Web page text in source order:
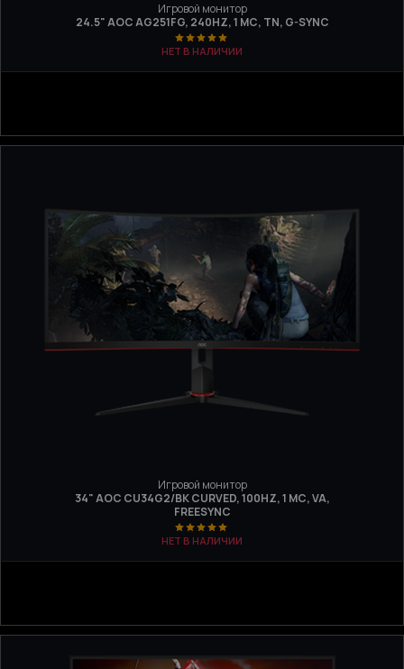
Игровой монитор
24.5" AOC AG251FG, 240HZ, 1 МС, TN, G-SYNC
НЕТ В НАЛИЧИИ
Игровой монитор
34" AOC CU34G2/BK CURVED, 100HZ, 1 МС, VA,
FREESYNC
НЕТ В НАЛИЧИИ